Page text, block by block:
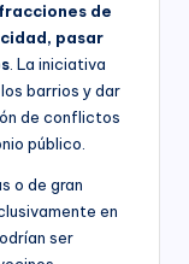
de
pasar
. La iniciativa
barrios y dar
de conflictos
público.
o de gran
en
ser